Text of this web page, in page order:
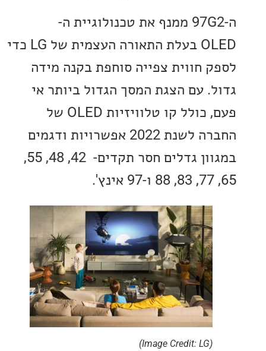
ה-97G2 ממנף את טכנולוגיית ה-
OLED בעלת התאורה העצמית של LG כדי
חווית צפייה סוחפת בקנה מידה
עם הצגת המסך הגדול ביותר אי
פעם, כולל קו טלוויזיות OLED של
החברה לשנת 2022 אפשרויות ודגמים
במגוון גדלים חסר תקדים- 42, 48, 55,